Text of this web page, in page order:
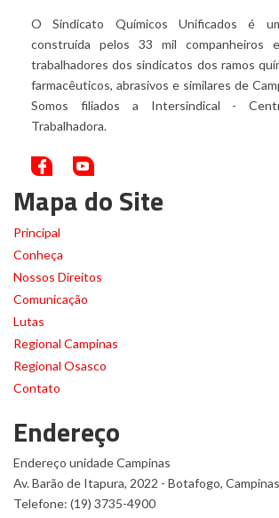
O Sindicato Químicos Unificados é
construída pelos 33 mil companheiros e
trabalhadores dos sindicatos dos ramos
farmacêuticos, abrasivos e similares de
Somos filiados a Intersindical -
Trabalhadora.
Mapa do Site
Principal
Conheça
Nossos Direitos
Comunicação
Lutas
Regional Campinas
Regional Osasco
Contato
Endereço
Endereço unidade Campinas
Av. Barão de Itapura, 2022 - Botafogo,
Telefone: (19) 3735-4900